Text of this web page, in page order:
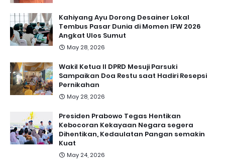
Kahiyang Ayu Dorong Desainer Lokal
Tembus Pasar Dunia di Momen IFW 2026
Angkat Ulos Sumut
May 28, 2026
Wakil Ketua II DPRD Mesuji Parsuki
Sampaikan Doa Restu saat Hadiri Resepsi
Pernikahan
May 28, 2026
Presiden Prabowo Tegas Hentikan
Kebocoran Kekayaan Negara segera
Dihentikan, Kedaulatan Pangan semakin
Kuat
May 24, 2026